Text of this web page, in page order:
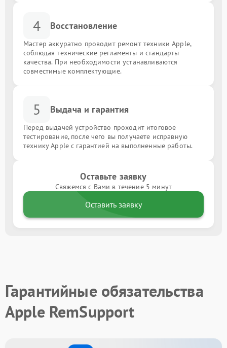
4 Восстановление
Мастер аккуратно проводит ремонт техники Apple,
соблюдая технические регламенты и стандарты
качества. При необходимости устанавливаются
совместимые комплектующие.
5 Выдача и гарантия
Перед выдачей устройство проходит итоговое
тестирование, после чего вы получаете исправную
технику Apple с гарантией на выполненные работы.
Оставьте заявку
Свяжемся с Вами в течение 5 минут
Оставить заявку
Гарантийные обязательства
Apple RemSupport